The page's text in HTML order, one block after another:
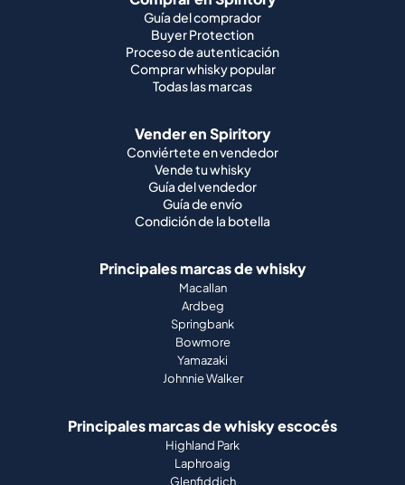
Guía del comprador
Buyer Protection
Proceso de autenticación
Comprar whisky popular
Todas las marcas
Vender en Spiritory
Conviértete en vendedor
Vende tu whisky
Guía del vendedor
Guía de envío
Condición de la botella
Principales marcas de whisky
Macallan
Ardbeg
Springbank
Bowmore
Yamazaki
Johnnie Walker
Principales marcas de whisky escocés
Highland Park
Laphroaig
Glenfiddich